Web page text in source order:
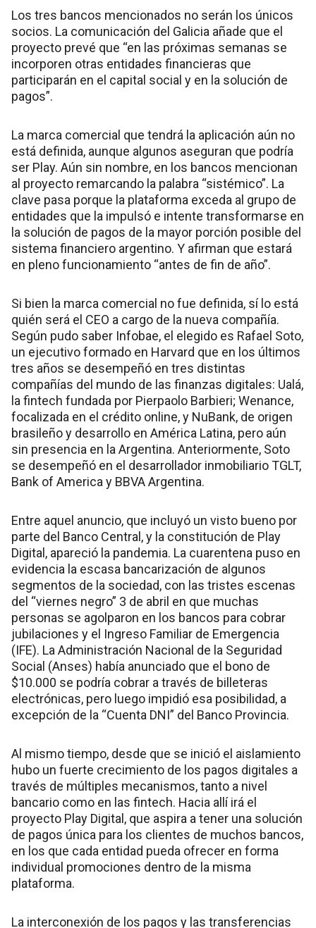
Los tres bancos mencionados no serán los únicos
socios. La comunicación del Galicia añade que el
proyecto prevé que “en las próximas semanas se
incorporen otras entidades financieras que
participarán en el capital social y en la solución de
pagos”.
La marca comercial que tendrá la aplicación aún no
está definida, aunque algunos aseguran que podría
ser Play. Aún sin nombre, en los bancos mencionan
al proyecto remarcando la palabra “sistémico”. La
clave pasa porque la plataforma exceda al grupo de
entidades que la impulsó e intente transformarse en
la solución de pagos de la mayor porción posible del
sistema financiero argentino. Y afirman que estará
en pleno funcionamiento “antes de fin de año”.
Si bien la marca comercial no fue definida, sí lo está
quién será el CEO a cargo de la nueva compañía.
Según pudo saber Infobae, el elegido es Rafael Soto,
un ejecutivo formado en Harvard que en los últimos
tres años se desempeñó en tres distintas
compañías del mundo de las finanzas digitales: Ualá,
la fintech fundada por Pierpaolo Barbieri; Wenance,
focalizada en el crédito online, y NuBank, de origen
brasileño y desarrollo en América Latina, pero aún
sin presencia en la Argentina. Anteriormente, Soto
se desempeñó en el desarrollador inmobiliario TGLT,
Bank of America y BBVA Argentina.
Entre aquel anuncio, que incluyó un visto bueno por
parte del Banco Central, y la constitución de Play
Digital, apareció la pandemia. La cuarentena puso en
evidencia la escasa bancarización de algunos
segmentos de la sociedad, con las tristes escenas
del “viernes negro” 3 de abril en que muchas
personas se agolparon en los bancos para cobrar
jubilaciones y el Ingreso Familiar de Emergencia
(IFE). La Administración Nacional de la Seguridad
Social (Anses) había anunciado que el bono de
$10.000 se podría cobrar a través de billeteras
electrónicas, pero luego impidió esa posibilidad, a
excepción de la “Cuenta DNI” del Banco Provincia.
Al mismo tiempo, desde que se inició el aislamiento
hubo un fuerte crecimiento de los pagos digitales a
través de múltiples mecanismos, tanto a nivel
bancario como en las fintech. Hacia allí irá el
proyecto Play Digital, que aspira a tener una solución
de pagos única para los clientes de muchos bancos,
en los que cada entidad pueda ofrecer en forma
individual promociones dentro de la misma
plataforma.
La interconexión de los pagos y las transferencias